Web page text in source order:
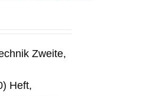
Zweite,
Heft,